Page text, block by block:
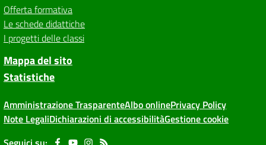
Offerta formativa
Le schede didattiche
I progetti delle classi
Mappa del sito
Statistiche
Amministrazione TrasparenteAlbo onlinePrivacy Policy
Note LegaliDichiarazioni di accessibilitàGestione cookie